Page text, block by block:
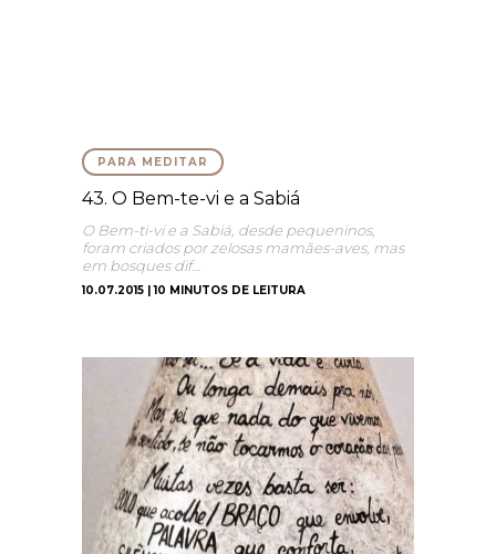
PARA MEDITAR
43. O Bem-te-vi e a Sabiá
O Bem-ti-vi e a Sabiá, desde pequeninos,
foram criados por zelosas mamães-aves, mas
em bosques dif…
10.07.2015 | 10 MINUTOS DE LEITURA